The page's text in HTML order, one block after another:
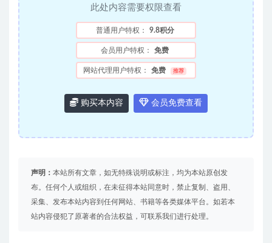
此处内容需要权限查看
普通用户特权： 9.8积分
会员用户特权： 免费
网站代理用户特权： 免费 推荐
购买本内容 会员免费查看
声明： 本站所有文章，如无特殊说明或标注，均为本站原创发
布。任何个人或组织，在未征得本站同意时，禁止复制、盗用、
采集、发布本站内容到任何网站、书籍等各类媒体平台。如若本
站内容侵犯了原著者的合法权益，可联系我们进行处理。